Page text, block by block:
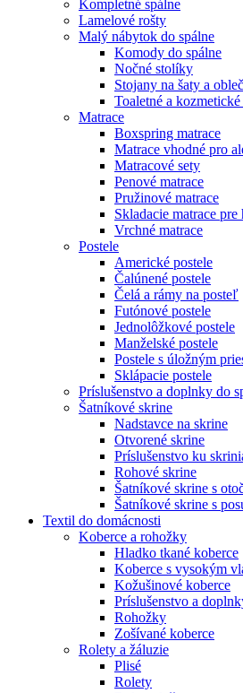
Kompletné spálne
Lamelové rošty
Malý nábytok do spálne
Komody do spálne
Nočné stolíky
Stojany na šaty a
Toaletné a
Matrace
Boxspring matrace
Matrace vhodné pro
Matracové sety
Penové matrace
Pružinové matrace
Skladacie matrace pre
Vrchné matrace
Postele
Americké postele
Čalúnené postele
Čelá a rámy na posteľ
Futónové postele
Jednolôžkové postele
Manželské postele
Postele s úložným
Sklápacie postele
Príslušenstvo a doplnky do
Šatníkové skrine
Nadstavce na skrine
Otvorené skrine
Príslušenstvo ku
Rohové skrine
Šatníkové skrine s
Šatníkové skrine s
Textil do domácnosti
Koberce a rohožky
Hladko tkané koberce
Koberce s vysokým
Kožušinové koberce
Príslušenstvo a
Rohožky
Zošívané koberce
Rolety a žáluzie
Plisé
Rolety